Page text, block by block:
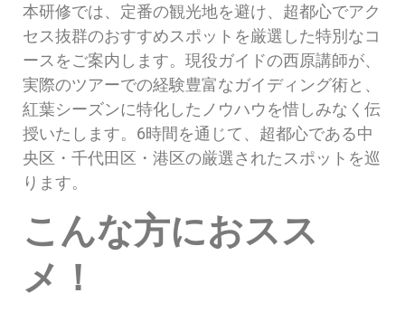
本研修では、定番の観光地を避け、超都心でアク
セス抜群のおすすめスポットを厳選した特別なコ
ースをご案内します。現役ガイドの西原講師が、
実際のツアーでの経験豊富なガイディング術と、
紅葉シーズンに特化したノウハウを惜しみなく伝
授いたします。6時間を通じて、超都心である中
央区・千代田区・港区の厳選されたスポットを巡
ります。
こんな方におスス
メ！